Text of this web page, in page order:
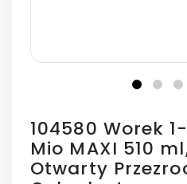
104580 Worek
Mio MAXI 510
Otwarty